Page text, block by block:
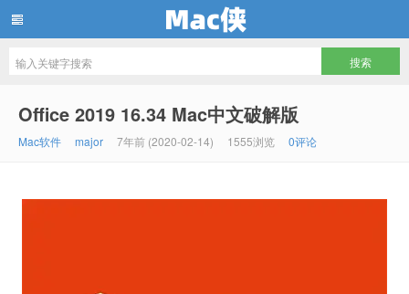
Office 2019 16.34 Mac中文破解版
Mac软件 major 7年前 (2020-02-14) 1555浏览 0评论